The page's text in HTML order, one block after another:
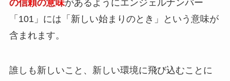
の信頼の意味があるようにエンジェルナンバー
「101」には「新しい始まりのとき」という意味が
含まれます。
誰しも新しいこと、新しい環境に飛び込むことに